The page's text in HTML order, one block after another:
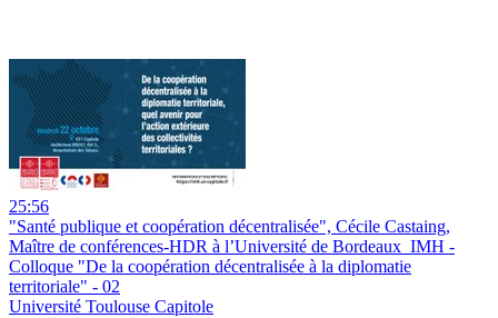
25:56
"Santé publique et coopération décentralisée", Cécile Castaing,
Maître de conférences-HDR à l’Université de Bordeaux_IMH -
Colloque "De la coopération décentralisée à la diplomatie
territoriale" - 02
Université Toulouse Capitole